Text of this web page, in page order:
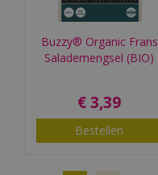
Buzzy® Organic Frans
Salademengsel (BIO)
€ 3,39
Bestellen